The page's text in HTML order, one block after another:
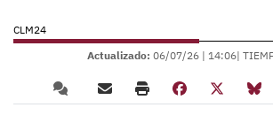
CLM24
Actualizado: 06/07/26 | 14:06|